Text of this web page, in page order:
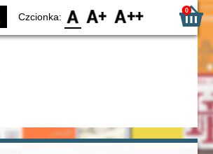
Czcionka: F0 F1 F2 0